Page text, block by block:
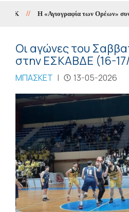
// Η «Αγιογραφία των Ορέων»
Οι αγώνες του
στηv ΕΣΚΑΒΔΕ (16-
ΜΠΑΣΚΕΤ | 13-05-2026